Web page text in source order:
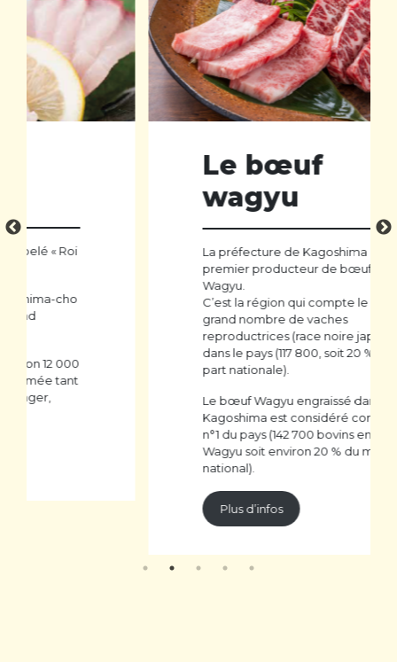
Le bœuf
La préfecture de Kagoshima est le
premier producteur de bœuf japonais
C’est la région qui compte le plus
grand nombre de vaches
reproductrices (race noire japonaise)
dans le pays (117 800, soit 20 % de la
Le bœuf Wagyu engraissé dans
Kagoshima est considéré comme le
n°1 du pays (142 700 bovins engraissés
Wagyu soit environ 20 % du marché